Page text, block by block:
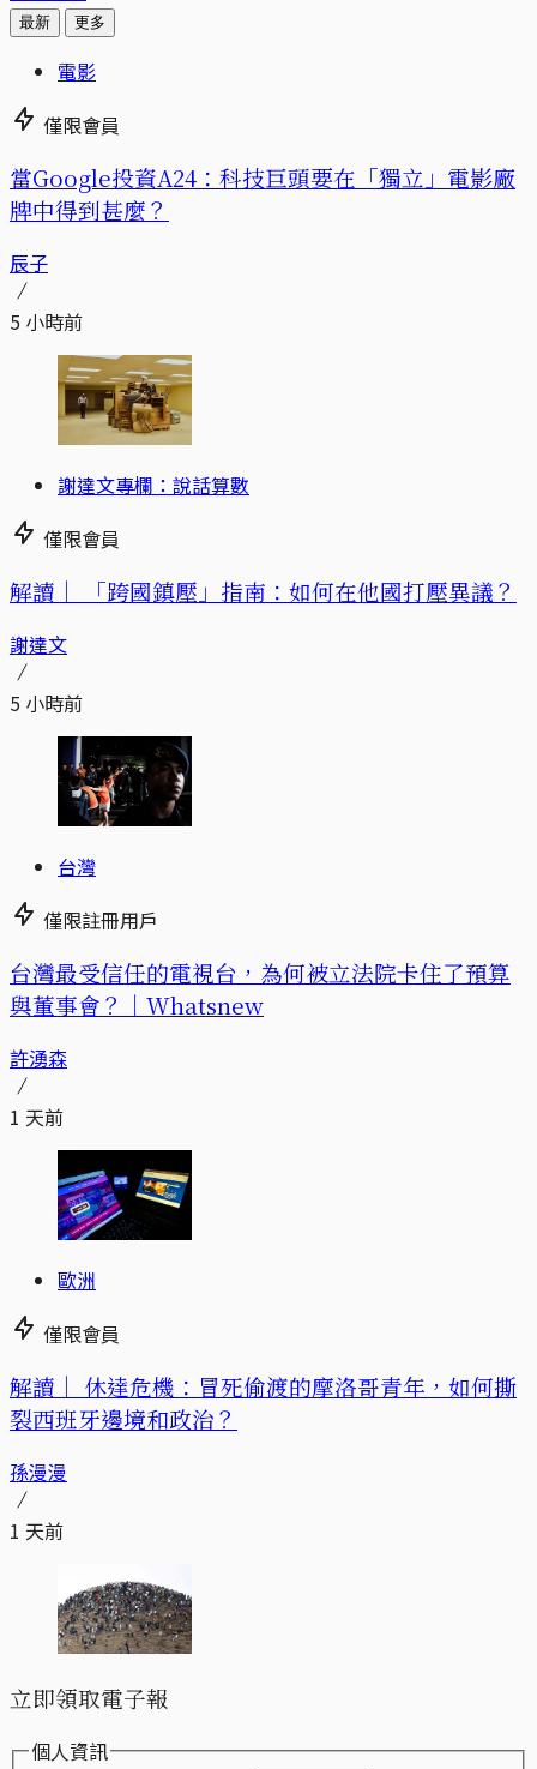
最新 更多
電影
僅限會員
當Google投資A24：科技巨頭要在「獨立」電影廠
牌中得到甚麼？
辰子
5 小時前
謝達文專欄：說話算數
僅限會員
解讀｜ 「跨國鎮壓」指南：如何在他國打壓異議？
謝達文
5 小時前
台灣
僅限註冊用戶
台灣最受信任的電視台，為何被立法院卡住了預算
與董事會？｜Whatsnew
許湧森
1 天前
歐洲
僅限會員
解讀｜ 休達危機：冒死偷渡的摩洛哥青年，如何撕
裂西班牙邊境和政治？
孫漫漫
1 天前
立即領取電子報
個人資訊